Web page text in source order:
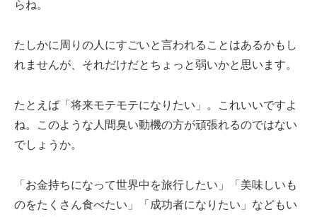
らね。
たしかに周りの人にすごいと言われることはあるかもし
れませんが、それだけだとちょっと弱いかと思います。
たとえば「将来モテモテになりたい」。これいいですよ
ね。このような人間臭い動機の方が頑張れるのではない
でしょうか。
「お金持ちになって世界中を旅行したい」「美味しいも
のをたくさん食べたい」「成功者になりたい」などもい